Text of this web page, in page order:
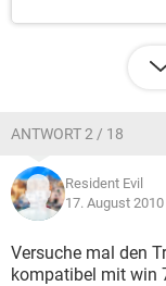
ANTWORT 2 / 18
Resident Evil
17. August
Versuche mal den
kompatibel mit win